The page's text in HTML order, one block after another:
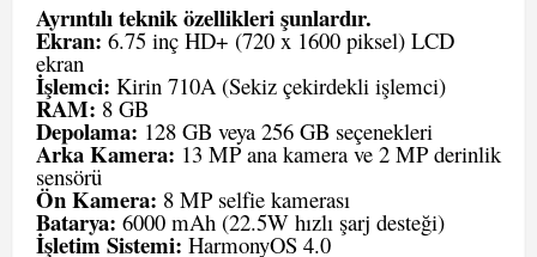
Ayrıntılı teknik özellikleri şunlardır.
Ekran: 6.75 inç HD+ (720 x 1600 piksel) LCD
ekran
İşlemci: Kirin 710A (Sekiz çekirdekli işlemci)
RAM: 8 GB
Depolama: 128 GB veya 256 GB seçenekleri
Arka Kamera: 13 MP ana kamera ve 2 MP derinlik
sensörü
Ön Kamera: 8 MP selfie kamerası
Batarya: 6000 mAh (22.5W hızlı şarj desteği)
İşletim Sistemi: HarmonyOS 4.0